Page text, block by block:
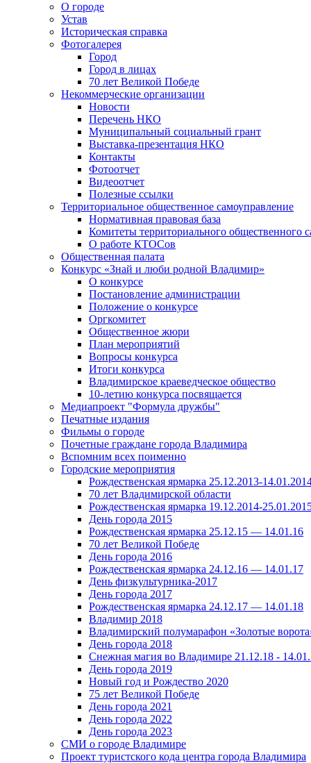
О городе
Устав
Историческая справка
Фотогалерея
Город
Город в лицах
70 лет Великой Победе
Некоммерческие организации
Новости
Перечень НКО
Муниципальный социальный грант
Выставка-презентация НКО
Контакты
Фотоотчет
Видеоотчет
Полезные ссылки
Территориальное общественное самоуправление
Нормативная правовая база
Комитеты территориального общественного
О работе КТОСов
Общественная палата
Конкурс «Знай и люби родной Владимир»
О конкурсе
Постановление администрации
Положение о конкурсе
Оргкомитет
Общественное жюри
План мероприятий
Вопросы конкурса
Итоги конкурса
Владимирское краеведческое общество
10-летию конкурса посвящается
Медиапроект "Формула дружбы"
Печатные издания
Фильмы о городе
Почетные граждане города Владимира
Вспомним всех поименно
Городские мероприятия
Рождественская ярмарка 25.12.2013-
70 лет Владимирской области
Рождественская ярмарка 19.12.2014-
День города 2015
Рождественская ярмарка 25.12.15 — 14.01.16
70 лет Великой Победе
День города 2016
Рождественская ярмарка 24.12.16 — 14.01.17
День физкультурника-2017
День города 2017
Рождественская ярмарка 24.12.17 — 14.01.18
Владимир 2018
Владимирский полумарафон «Золотые
День города 2018
Снежная магия во Владимире 21.12.18 -
День города 2019
Новый год и Рождество 2020
75 лет Великой Победе
День города 2021
День города 2022
День города 2023
СМИ о городе Владимире
Проект туристского кода центра города Владимира